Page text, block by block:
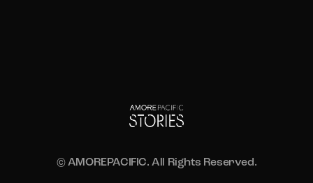
© AMOREPACIFIC. All Rights Reserved.